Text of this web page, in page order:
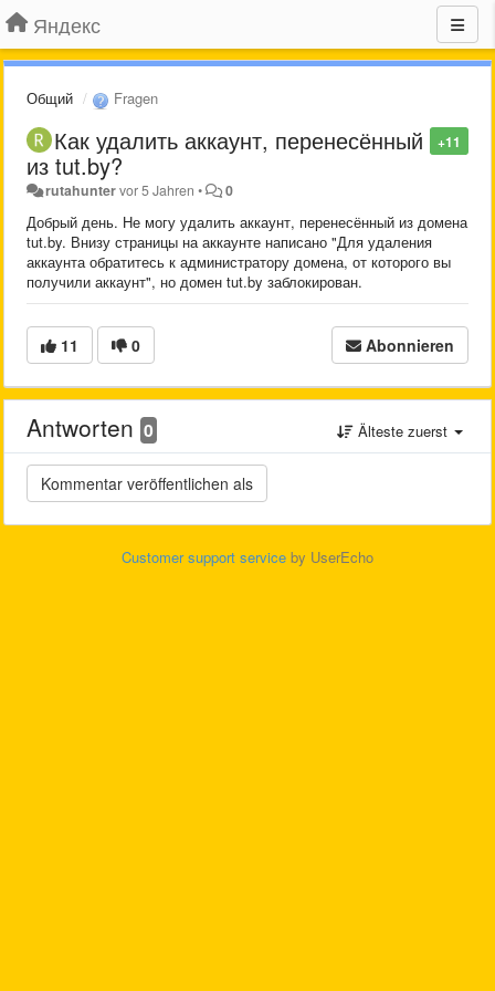
Яндекс
Общий Fragen
+11
Как удалить аккаунт, перенесённый
из tut.by?
rutahuntervor 5 Jahren • 0
Добрый день. Не могу удалить аккаунт, перенесённый из домена
tut.by. Внизу страницы на аккаунте написано "Для удаления
аккаунта обратитесь к администратору домена, от которого вы
получили аккаунт", но домен tut.by заблокирован.
11 0 Abonnieren
Antworten 0 Älteste zuerst
Customer support service by UserEcho